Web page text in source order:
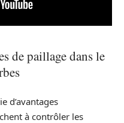
de paillage dans le
d’avantages
à contrôler les